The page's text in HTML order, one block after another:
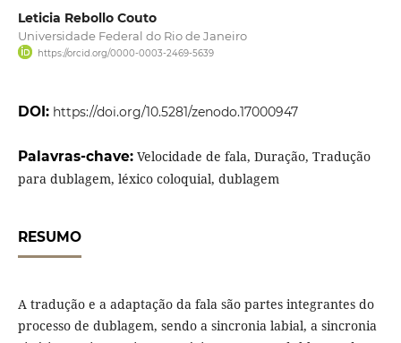
Leticia Rebollo Couto
Universidade Federal do Rio de Janeiro
https://orcid.org/0000-0003-2469-5639
DOI: https://doi.org/10.5281/zenodo.17000947
Palavras-chave: Velocidade de fala, Duração, Tradução
para dublagem, léxico coloquial, dublagem
RESUMO
A tradução e a adaptação da fala são partes integrantes do
processo de dublagem, sendo a sincronia labial, a sincronia